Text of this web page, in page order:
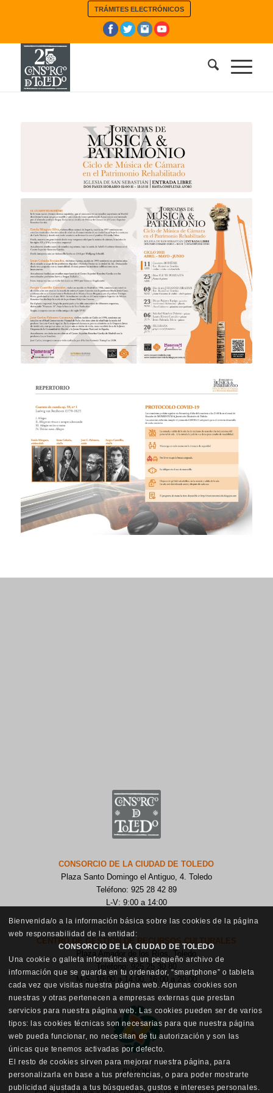
TRÁMITES ELECTRÓNICOS
CONSORCIO DE LA CIUDAD DE TOLEDO
Plaza Santo Domingo el Antiguo, 4. Toledo
Teléfono: 925 28 42 89
L-V: 9:00 a 14:00
CENTRO DE GESTIÓN DE RECURSOS CULTURALES
Plaza Amador de los Ríos, Toledo
Teléfono: 925 25 30 80
M-S: 10:00 a 14:00, 16:00 a 20:00
BUZÓN
Bienvenida/o a la información básica sobre las cookies de la página
web responsabilidad de la entidad:
CONSORCIO DE LA CIUDAD DE TOLEDO
Una cookie o galleta informática es un pequeño archivo de
información que se guarda en tu ordenador, “smartphone” o tableta
cada vez que visitas nuestra página web. Algunas cookies son
nuestras y otras pertenecen a empresas externas que prestan
servicios para nuestra página web. Las cookies pueden ser de varios
tipos: las cookies técnicas son necesarias para que nuestra página
web pueda funcionar, no necesitan de tu autorización y son las
únicas que tenemos activadas por defecto.
El resto de cookies sirven para mejorar nuestra página, para
personalizarla en base a tus preferencias, o para poder mostrarte
publicidad ajustada a tus búsquedas, gustos e intereses personales.